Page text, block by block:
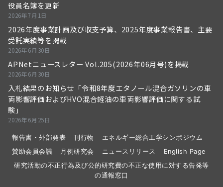
役員名簿を更新
2026年7月1日
2026年度事業計画及び収支予算、2025年度事業報告書、主要
受託実績等を掲載
2026年6月30日
APNetニュースレター Vol.205(2026年06月号)を掲載
2026年6月30日
入札結果のお知らせ「令和8年度エタノール混合ガソリンの車
両影響評価およびHVO混合軽油の車両影響評価に関する試
験」
2026年6月25日
報告書・外部発表 刊行物
エネルギー総合工学シンポジウム
賛助会員会議
月例研究会 ニュースリリース
English Page
研究活動の不正行為及び公的研究費の不正な使用に対する告発等
の通報窓口